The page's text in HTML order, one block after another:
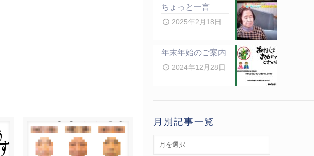
ちょっと一言
2025年2月18日
年末年始のご案内
2024年12月28日
月別記事一覧